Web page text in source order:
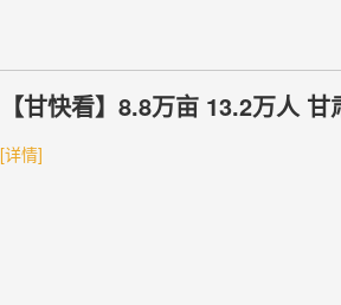
【甘快看】8.8万亩 13.2万人
[详情]